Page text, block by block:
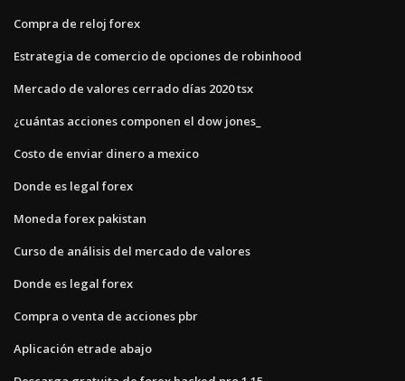
Compra de reloj forex
Estrategia de comercio de opciones de robinhood
Mercado de valores cerrado días 2020 tsx
¿cuántas acciones componen el dow jones_
Costo de enviar dinero a mexico
Donde es legal forex
Moneda forex pakistan
Curso de análisis del mercado de valores
Donde es legal forex
Compra o venta de acciones pbr
Aplicación etrade abajo